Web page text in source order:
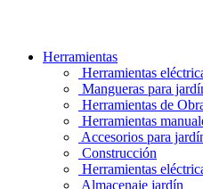
Herramientas
Herramientas
Mangueras para
Herramientas de
Herramientas
Accesorios para
Construcción
Herramientas
Almacenaje jardín